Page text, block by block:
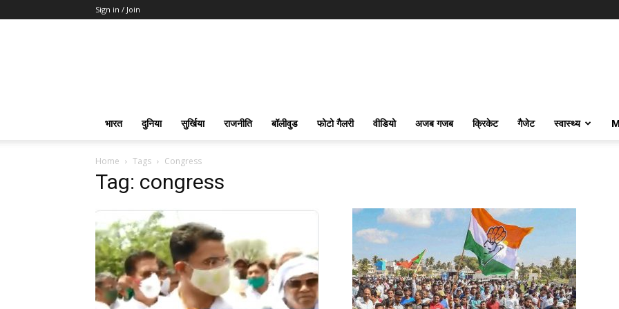
Sign in / Join
भारत दुनिया सुर्खिया राजनीति बॉलीवुड फोटो गैलरी वीडियो अजब गजब क्रिकेट गैजेट स्वास्थ्य
Home Tags Congress
Tag: congress